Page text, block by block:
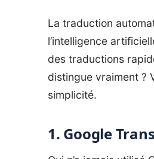
La traduction
l’intelligence
des traductions
distingue vraiment ?
simplicité.
1. Google